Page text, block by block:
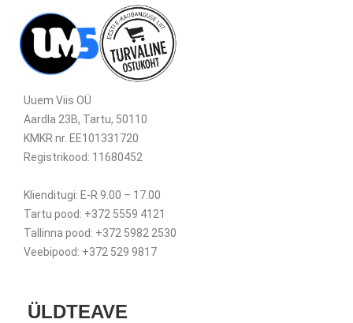
Uuem Viis OÜ
Aardla 23B, Tartu, 50110
KMKR nr. EE101331720
Registrikood: 11680452
Klienditugi: E-R 9.00 – 17.00
Tartu pood: +372 5559 4121
Tallinna pood: +372 5982 2530
Veebipood: +372 529 9817
ÜLDTEAVE